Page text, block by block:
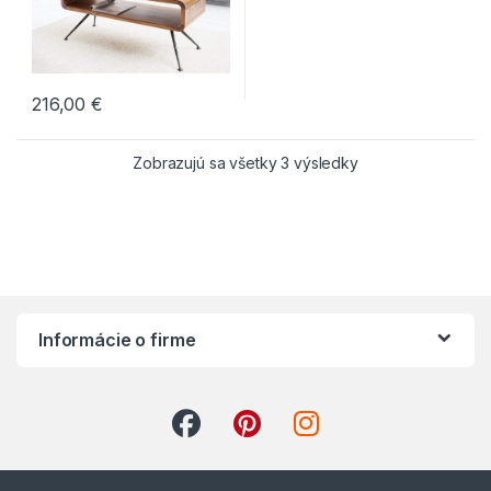
216,00€
Zobrazujú sa všetky 3 výsledky
Informácie o firme